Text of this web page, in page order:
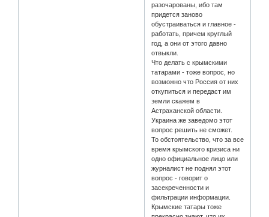
разочарованы, ибо там
придется заново
обустраиваться и главное -
работать, причем круглый
год, а они от этого давно
отвыкли.
Что делать с крымскими
татарами - тоже вопрос, но
возможно что Россия от них
откупиться и передаст им
земли скажем в
Астраханской области.
Украина же заведомо этот
вопрос решить не сможет.
То обстоятельство, что за все
время крымского кризиса ни
одно официальное лицо или
журналист не поднял этот
вопрос - говорит о
засекреченности и
фильтрации информации.
Крымские татары тоже